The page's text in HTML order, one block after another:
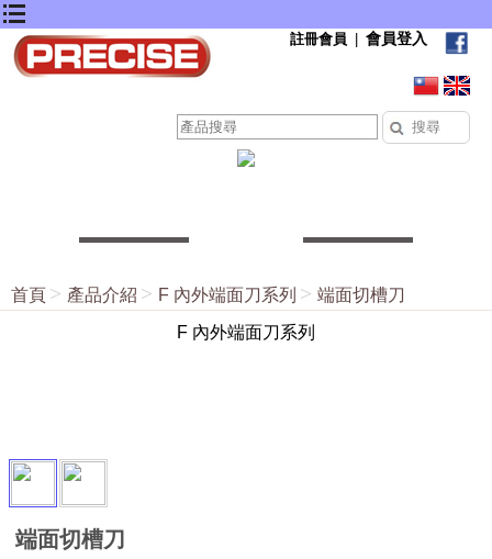
註冊會員 會員登入
首頁 產品介紹 F 內外端面刀系列
端面切槽刀
F 內外端面刀系列
端面切槽刀